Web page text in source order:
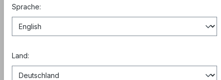
Sprache:
Land: